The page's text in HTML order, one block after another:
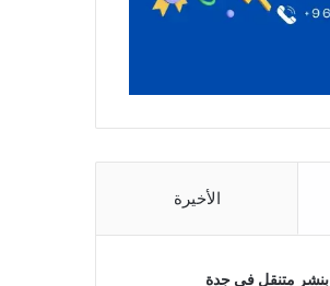
الأخيرة
بنشر متنقل في جدة